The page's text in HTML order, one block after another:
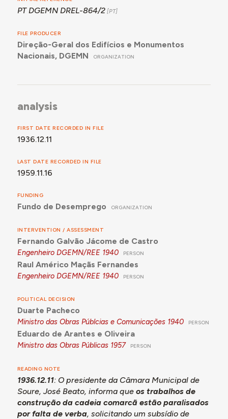
PT DGEMN DREL-864/2
FILE PRODUCER
Direção-Geral dos Edifícios e Monumentos
Nacionais, DGEMN
ORGANIZATION
analysis
FIRST DATE RECORDED IN FILE
1936.12.11
LAST DATE RECORDED IN FILE
1959.11.16
FUNDING
Fundo de Desemprego ORGANIZATION
INTERVENTION / ASSESSMENT
Fernando Galvão Jácome de Castro
Engenheiro DGEMN/REE 1940 PERSON
Raul Américo Maçãs Fernandes
Engenheiro DGEMN/REE 1940 PERSON
POLITICAL DECISION
Duarte Pacheco
Ministro das Obras Públcias e Comunicações 1940 PERSON
Eduardo de Arantes e Oliveira
Ministro das Obras Públicas 1957 PERSON
READING NOTE
1936.12.11: O presidente da Câmara Municipal de
Soure, José Beato, informa que os trabalhos de
construção da cadeia comarcã estão paralisados
por falta de verba, solicitando um subsídio de